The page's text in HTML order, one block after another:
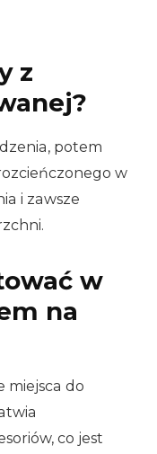
z
potem
w
i zawsze
w
na
miejsca do
co jest